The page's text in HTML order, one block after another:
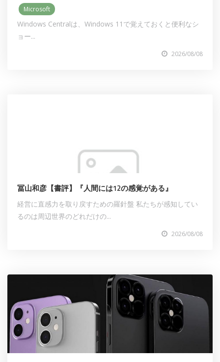
Microsoft
Windows Centralは、Windows 11で覚えておくと便利なシ
ョー...
2026/08/08
冨山和彦【書評】『人間には12の感覚がある』
経営に直感力を取り戻すための羅針盤 私たちが感知してい
るのは周辺世界のどれだけの...
2026/08/08